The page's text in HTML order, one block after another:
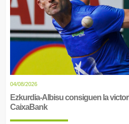
04/08/2026
Ezkurdia-Albisu consiguen la
CaixaBank